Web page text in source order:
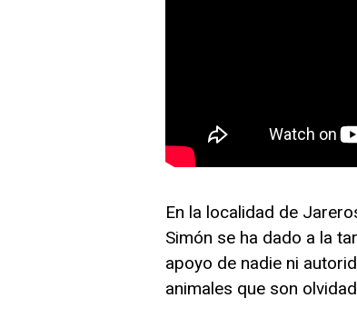
En la localidad de
Simón se ha dado a la
apoyo de nadie ni
animales que son